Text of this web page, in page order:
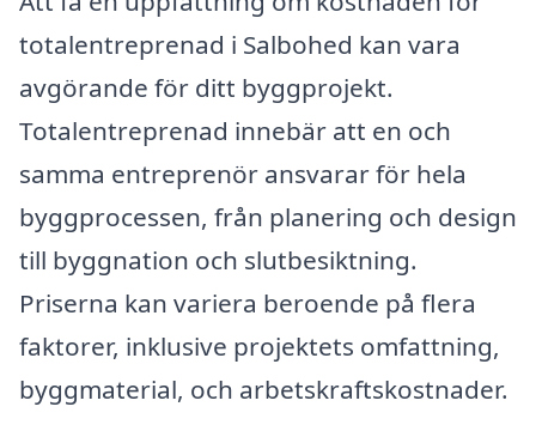
totalentreprenad i Salbohed kan vara
avgörande för ditt byggprojekt.
Totalentreprenad innebär att en och
samma entreprenör ansvarar för hela
byggprocessen, från planering och design
till byggnation och slutbesiktning.
Priserna kan variera beroende på flera
faktorer, inklusive projektets omfattning,
byggmaterial, och arbetskraftskostnader.